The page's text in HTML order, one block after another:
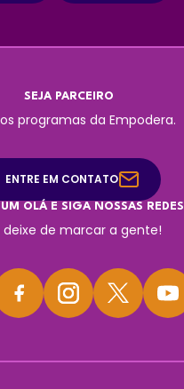
SEJA PARCEIRO
programas da Empodera.
ENTRE EM CONTATO
OLÁ E SIGA NOSSAS REDES
deixe de marcar a gente!